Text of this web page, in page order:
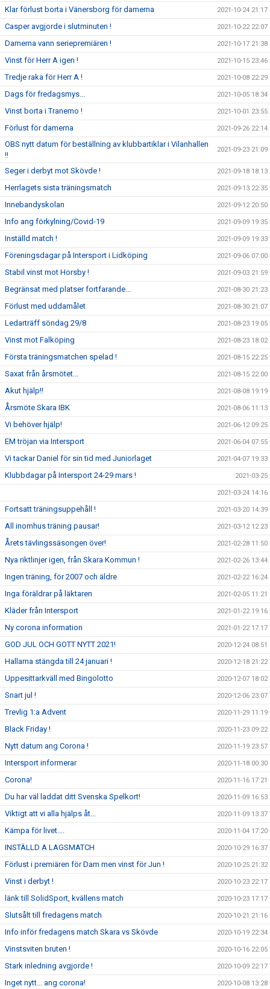
Klar förlust borta i Vänersborg för damerna 2021-10-24 21:17
Casper avgjorde i slutminuten ! 2021-10-22 22:07
Damerna vann seriepremiären ! 2021-10-17 21:38
Vinst för Herr A igen ! 2021-10-15 23:46
Tredje raka för Herr A ! 2021-10-08 22:29
Dags för fredagsmys... 2021-10-05 18:34
Vinst borta i Tranemo ! 2021-10-01 23:55
Förlust för damerna 2021-09-26 22:14
OBS nytt datum för beställning av klubbartiklar i Vilanhallen
!!
2021-09-23 21:09
Seger i derbyt mot Skövde ! 2021-09-18 18:13
Herrlagets sista träningsmatch 2021-09-13 22:35
Innebandyskolan 2021-09-12 20:50
Info ang förkylning/Covid-19 2021-09-09 19:35
Inställd match ! 2021-09-09 19:33
Föreningsdagar på Intersport i Lidköping 2021-09-06 07:00
Stabil vinst mot Horsby ! 2021-09-03 21:59
Begränsat med platser fortfarande... 2021-08-30 21:23
Förlust med uddamålet 2021-08-30 21:07
Ledarträff söndag 29/8 2021-08-23 19:05
Vinst mot Falköping 2021-08-23 18:02
Första träningsmatchen spelad ! 2021-08-15 22:25
Saxat från årsmötet... 2021-08-15 22:00
Akut hjälp!! 2021-08-08 19:19
Årsmöte Skara IBK 2021-08-06 11:13
Vi behöver hjälp! 2021-06-12 09:25
EM tröjan via Intersport 2021-06-04 07:55
Vi tackar Daniel för sin tid med Juniorlaget 2021-04-07 19:33
Klubbdagar på Intersport 24-29 mars ! 2021-03-25
2021-03-24 14:16
Fortsatt träningsuppehåll ! 2021-03-20 14:39
All inomhus träning pausar! 2021-03-12 12:23
Årets tävlingssäsongen över! 2021-02-28 11:50
Nya riktlinjer igen, från Skara Kommun ! 2021-02-26 13:44
Ingen träning, för 2007 och äldre 2021-02-22 16:24
Inga föräldrar på läktaren 2021-02-05 11:21
Kläder från Intersport 2021-01-22 19:16
Ny corona information 2021-01-22 17:17
GOD JUL OCH GOTT NYTT 2021! 2020-12-24 08:51
Hallarna stängda till 24 januari ! 2020-12-18 21:22
Uppesittarkväll med Bingolotto 2020-12-07 18:02
Snart jul ! 2020-12-06 23:07
Trevlig 1:a Advent 2020-11-29 11:19
Black Friday ! 2020-11-23 09:22
Nytt datum ang Corona ! 2020-11-19 23:57
Intersport informerar 2020-11-18 00:30
Corona! 2020-11-16 17:21
Du har väl laddat ditt Svenska Spelkort! 2020-11-09 16:53
Viktigt att vi alla hjälps åt... 2020-11-09 13:37
Kämpa för livet.... 2020-11-04 17:20
INSTÄLLD A LAGSMATCH 2020-10-29 16:37
Förlust i premiären för Dam men vinst för Jun ! 2020-10-25 21:32
Vinst i derbyt ! 2020-10-23 22:17
länk till SolidSport, kvällens match 2020-10-23 17:17
Slutsålt till fredagens match 2020-10-21 21:16
Info inför fredagens match Skara vs Skövde 2020-10-19 22:34
Vinstsviten bruten ! 2020-10-16 22:05
Stark inledning avgjorde ! 2020-10-09 22:17
Inget nytt... ang corona! 2020-10-08 13:28